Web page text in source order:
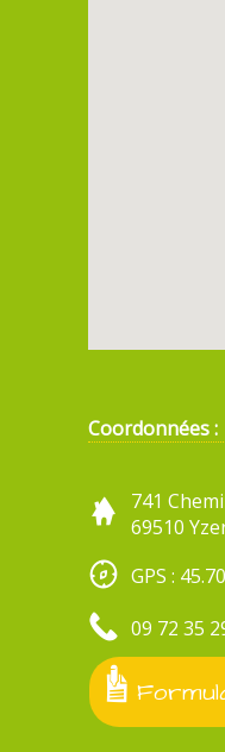
Coordonnées :
741
69510
GPS :
09 72 35